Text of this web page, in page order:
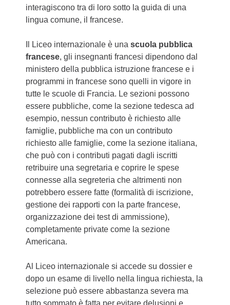
interagiscono tra di loro sotto la guida di una
lingua comune, il francese.
Il Liceo internazionale è unascuola pubblica
francese, gli insegnanti francesi dipendono dal
ministero della pubblica istruzione francese e i
programmi in francese sono quelli in vigore in
tutte le scuole di Francia. Le sezioni possono
essere pubbliche, come la sezione tedesca ad
esempio, nessun contributo è richiesto alle
famiglie, pubbliche ma con un contributo
richiesto alle famiglie, come la sezione italiana,
che può con i contributi pagati dagli iscritti
retribuire una segretaria e coprire le spese
connesse alla segreteria che altrimenti non
potrebbero essere fatte (formalità di iscrizione,
gestione dei rapporti con la parte francese,
organizzazione dei test di ammissione),
completamente private come la sezione
Americana.
Al Liceo internazionale si accede su dossier e
dopo un esame di livello nella lingua richiesta, la
selezione può essere abbastanza severa ma
tutto sommato è fatta per evitare delusioni e